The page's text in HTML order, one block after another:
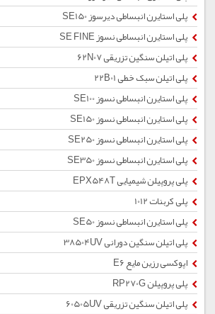
پلی استایرن انبساطی دیرسوز SE150
پلی استایرن انبساطی نسوز SE FINE
پلی اتیلن سنگین تزریقی 62N07
پلی اتیلن سبک خطی 22B01
پلی استایرن انبساطی نسوز SE100
پلی استایرن انبساطی نسوز SE150
پلی استایرن انبساطی نسوز SE250
پلی استایرن انبساطی نسوز SE350
پلی پروپیلن شیمیایی EPX548T
پلی کربنات 1012
پلی استایرن انبساطی نسوز SE50
پلی اتیلن سنگین دورانی 38504UV
اپوکسی رزین مایع E6
پلی پروپیلن RP270G
پلی اتیلن سنگین تزریقی 60505UV